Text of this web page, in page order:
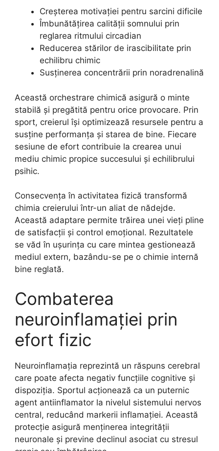
Creșterea motivației pentru sarcini dificile
Îmbunătățirea calității somnului prin
reglarea ritmului circadian
Reducerea stărilor de irascibilitate prin
echilibru chimic
Susținerea concentrării prin noradrenalină
Această orchestrare chimică asigură o minte
stabilă și pregătită pentru orice provocare. Prin
sport, creierul își optimizează resursele pentru a
susține performanța și starea de bine. Fiecare
sesiune de efort contribuie la crearea unui
mediu chimic propice succesului și echilibrului
psihic.
Consecvența în activitatea fizică transformă
chimia creierului într-un aliat de nădejde.
Această adaptare permite trăirea unei vieți pline
de satisfacții și control emoțional. Rezultatele
se văd în ușurința cu care mintea gestionează
mediul extern, bazându-se pe o chimie internă
bine reglată.
Combaterea
neuroinflamației prin
efort fizic
Neuroinflamația reprezintă un răspuns cerebral
care poate afecta negativ funcțiile cognitive și
dispoziția. Sportul acționează ca un puternic
agent antiinflamator la nivelul sistemului nervos
central, reducând markerii inflamației. Această
protecție asigură menținerea integrității
neuronale și previne declinul asociat cu stresul